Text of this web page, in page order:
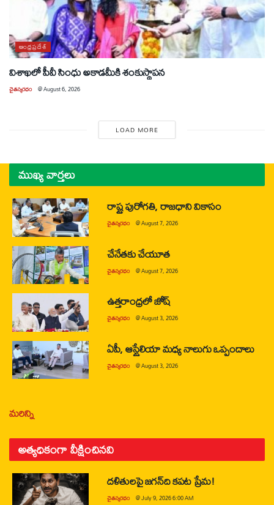
ఆంధ్రప్రదేశ్
విశాఖలో పీవీ సింధు అకాడమీకి శంకుస్థాపన
చైతన్యరధం @August 6, 2026
LOAD MORE
ముఖ్య వార్తలు
రాష్ట్ర పురోగతి, రాజధాని వికాసం
చైతన్యరధం @August 7, 2026
చేనేతకు చేయూత
చైతన్యరధం @August 7, 2026
ఉత్తరాంధ్రలో జోష్
చైతన్యరధం @August 3, 2026
ఏపీ, ఆస్ట్రేలియా మధ్య నాలుగు ఒప్పందాలు
చైతన్యరధం @August 3, 2026
మరిన్ని
అత్యధికంగా వీక్షించినవి
దళితులపై జగన్‌ది కపట ప్రేమ!
చైతన్యరధం @July 9, 2026 6:00 AM